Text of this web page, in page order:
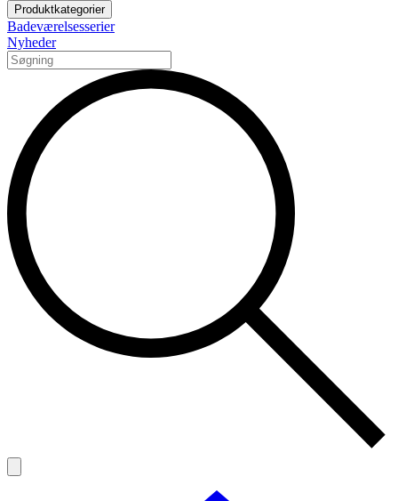
Produktkategorier
Badeværelsesserier
Nyheder